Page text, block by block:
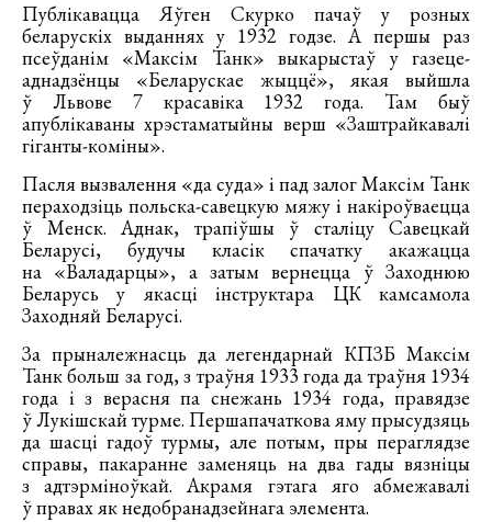
Публікавацца Яўген Скурко пачаў у розных
беларускіх выданнях у 1932 годзе. А першы раз
псеўданім «Максім Танк» выкарыстаў у газеце-
аднадзёнцы «Беларускае жыццё», якая выйшла
ў Львове 7 красавіка 1932 года. Там быў
апублікаваны хрэстаматыйны верш «Заштрайкавалі
гіганты-коміны».
Пасля вызвалення «да суда» і пад залог Максім Танк
пераходзіць польска-савецкую мяжу і накіроўваецца
ў Менск. Аднак, трапіўшы ў сталіцу Савецкай
Беларусі, будучы класік спачатку акажацца
на «Валадарцы», а затым вернецца ў Заходнюю
Беларусь у якасці інструктара ЦК камсамола
Заходняй Беларусі.
За прыналежнасць да легендарнай КПЗБ Максім
Танк больш за год, з траўня 1933 года да траўня 1934
года і з верасня па снежань 1934 года, правядзе
ў Лукішскай турме. Першапачаткова яму прысудзяць
да шасці гадоў турмы, але потым, пры пераглядзе
справы, пакаранне заменяць на два гады вязніцы
з адтэрміноўкай. Акрамя гэтага яго абмежавалі
ў правах як недобранадзейнага элемента.